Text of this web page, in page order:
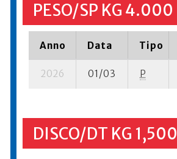
PESO/SP KG 4.000
Anno Data Tipo
2026 01/03 P
DISCO/DT KG 1,500